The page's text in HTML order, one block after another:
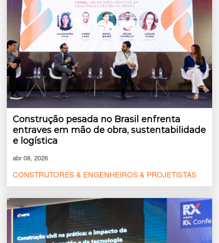
Construção pesada no Brasil enfrenta
entraves em mão de obra, sustentabilidade
e logística
abr 08, 2026
CONSTRUTORES & ENGENHEIROS & PROJETISTAS